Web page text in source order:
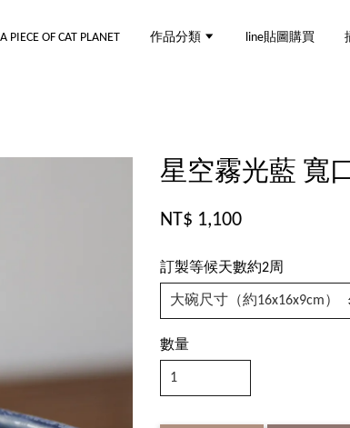
A PIECE OF CAT PLANET 作品分類 line貼圖購買
星空霧光藍 寬
NT$ 1,100
訂製等候天數約2周
數量